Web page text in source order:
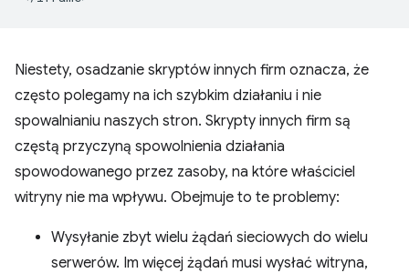
Niestety, osadzanie skryptów innych firm oznacza, że
często polegamy na ich szybkim działaniu i nie
spowalnianiu naszych stron. Skrypty innych firm są
częstą przyczyną spowolnienia działania
spowodowanego przez zasoby, na które właściciel
witryny nie ma wpływu. Obejmuje to te problemy:
Wysyłanie zbyt wielu żądań sieciowych do wielu
serwerów. Im więcej żądań musi wysłać witryna,